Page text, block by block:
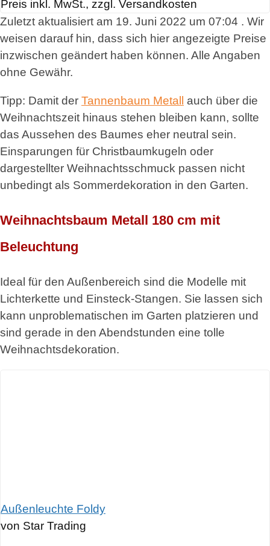
Preis inkl. MwSt., zzgl. Versandkosten
Zuletzt aktualisiert am 19. Juni 2022 um 07:04 . Wir
weisen darauf hin, dass sich hier angezeigte Preise
inzwischen geändert haben können. Alle Angaben
ohne Gewähr.
Tipp: Damit der Tannenbaum Metall auch über die
Weihnachtszeit hinaus stehen bleiben kann, sollte
das Aussehen des Baumes eher neutral sein.
Einsparungen für Christbaumkugeln oder
dargestellter Weihnachtsschmuck passen nicht
unbedingt als Sommerdekoration in den Garten.
Weihnachtsbaum Metall 180 cm mit
Beleuchtung
Ideal für den Außenbereich sind die Modelle mit
Lichterkette und Einsteck-Stangen. Sie lassen sich
kann unproblematischen im Garten platzieren und
sind gerade in den Abendstunden eine tolle
Weihnachtsdekoration.
Außenleuchte Foldy
von Star Trading